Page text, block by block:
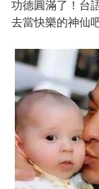
功德圓滿了！台
去當快樂的神仙